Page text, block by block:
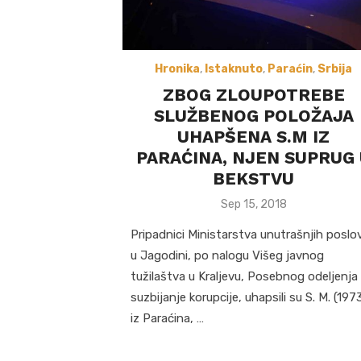
Hronika, Istaknuto, Paraćin, Srbija
ZBOG ZLOUPOTREBE
SLUŽBENOG POLOŽAJA
UHAPŠENA S.M IZ
PARAĆINA, NJEN SUPRUG
BEKSTVU
Posted
Sep 15, 2018
Pripadnici Ministarstva unutrašnjih
u Jagodini, po nalogu Višeg javnog
tužilaštva u Kraljevu, Posebnog odeljenja
suzbijanje korupcije, uhapsili su S. M.
iz Paraćina, …